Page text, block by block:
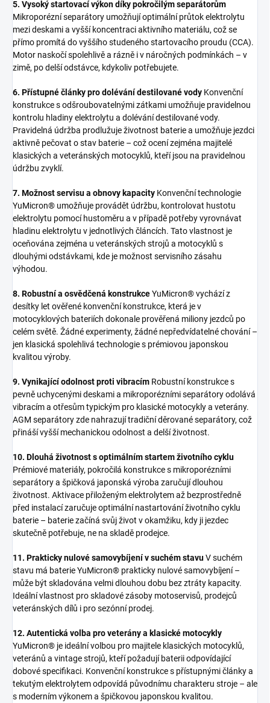
5. Vysoký startovací výkon díky pokročilým separátorům
Mikroporézní separátory umožňují optimální průtok elektrolytu
mezi deskami a vyšší koncentraci aktivního materiálu, což se
přímo promítá do vyššího studeného startovacího proudu (CCA).
Motor naskočí spolehlivě a rázně i v náročných podmínkách – v
zimě, po delší odstávce, kdykoliv potřebujete.
6. Přístupné články pro dolévání destilované vody Konvenční
konstrukce s odšroubovatelnými zátkami umožňuje pravidelnou
kontrolu hladiny elektrolytu a dolévání destilované vody.
Pravidelná údržba prodlužuje životnost baterie a umožňuje jezdci
aktivně pečovat o stav baterie – což ocení zejména majitelé
klasických a veteránských motocyklů, kteří jsou na pravidelnou
údržbu zvyklí.
7. Možnost servisu a obnovy kapacity Konvenční technologie
YuMicron® umožňuje provádět údržbu, kontrolovat hustotu
elektrolytu pomocí hustoměru a v případě potřeby vyrovnávat
hladinu elektrolytu v jednotlivých článcích. Tato vlastnost je
oceňována zejména u veteránských strojů a motocyklů s
dlouhými odstávkami, kde je možnost servisního zásahu
výhodou.
8. Robustní a osvědčená konstrukceYuMicron® vychází z
desítky let ověřené konvenční konstrukce, která je v
motocyklových bateriích dokonale prověřená miliony jezdců po
celém světě. Žádné experimenty, žádné nepředvídatelné chování –
jen klasická spolehlivá technologie s prémiovou japonskou
kvalitou výroby.
9. Vynikající odolnost proti vibracím Robustní konstrukce s
pevně uchycenými deskami a mikroporézními separátory odolává
vibracím a otřesům typickým pro klasické motocykly a veterány.
AGM separátory zde nahrazují tradiční děrované separátory, což
přináší vyšší mechanickou odolnost a delší životnost.
10. Dlouhá životnost s optimálním startem životního cyklu
Prémiové materiály, pokročilá konstrukce s mikroporézními
separátory a špičková japonská výroba zaručují dlouhou
životnost. Aktivace přiloženým elektrolytem až bezprostředně
před instalací zaručuje optimální nastartování životního cyklu
baterie – baterie začíná svůj život v okamžiku, kdy ji jezdec
skutečně potřebuje, ne na skladě prodejce.
11. Prakticky nulové samovybíjení v suchém stavuV suchém
stavu má baterie YuMicron® prakticky nulové samovybíjení –
může být skladována velmi dlouhou dobu bez ztráty kapacity.
Ideální vlastnost pro skladové zásoby motoservisů, prodejců
veteránských dílů i pro sezónní prodej.
12. Autentická volba pro veterány a klasické motocykly
YuMicron® je ideální volbou pro majitele klasických motocyklů,
veteránů a vintage strojů, kteří požadují baterii odpovídající
dobové specifikaci. Konvenční konstrukce s přístupnými články a
tekutým elektrolytem odpovídá původnímu charakteru stroje – ale
s moderním výkonem a špičkovou japonskou kvalitou.